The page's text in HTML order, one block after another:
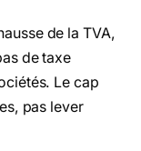
de la TVA,
de taxe
Le cap
pas lever